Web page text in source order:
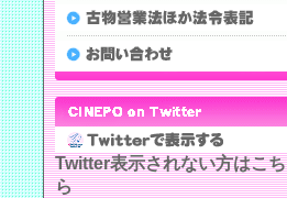
Twitter表示されない方はこち
ら